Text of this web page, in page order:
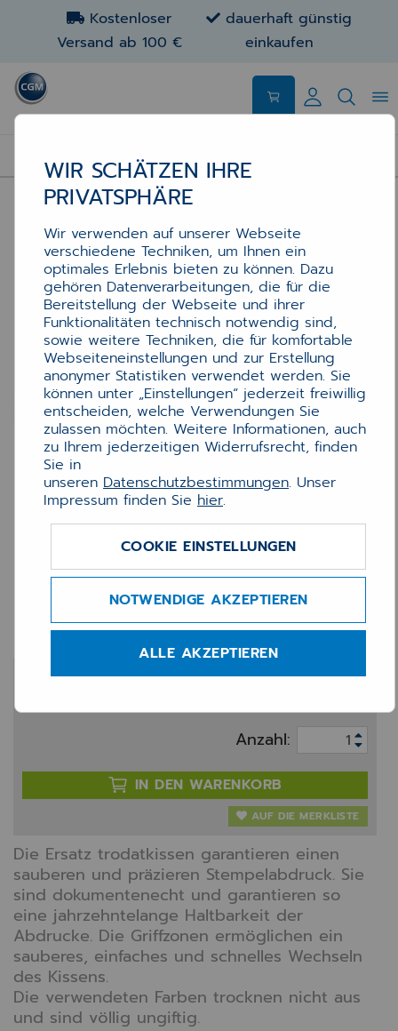
Kostenloser
Versand ab 100 €
dauerhaft günstig
einkaufen
STEMPELKISSEN
Ersatzkissen blau für
Modell 4911
5,49 €
Anzahl:
IN DEN WARENKORB
AUF DIE MERKLISTE
Die Ersatz trodatkissen garantieren einen
sauberen und präzieren Stempelabdruck. Sie
sind dokumentenecht und garantieren so
eine jahrzehntelange Haltbarkeit der
Abdrucke. Die Griffzonen ermöglichen ein
sauberes, einfaches und schnelles Wechseln
des Kissens.
Die verwendeten Farben trocknen nicht aus
und sind völlig ungiftig.
WIR SCHÄTZEN IHRE
PRIVATSPHÄRE
Wir verwenden auf unserer Webseite
verschiedene Techniken, um Ihnen ein
optimales Erlebnis bieten zu können. Dazu
gehören Datenverarbeitungen, die für die
Bereitstellung der Webseite und ihrer
Funktionalitäten technisch notwendig sind,
sowie weitere Techniken, die für komfortable
Webseiteneinstellungen und zur Erstellung
anonymer Statistiken verwendet werden. Sie
können unter „Einstellungen“ jederzeit freiwillig
entscheiden, welche Verwendungen Sie
zulassen möchten. Weitere Informationen, auch
zu Ihrem jederzeitigen Widerrufsrecht, finden
Sie in
unseren Datenschutzbestimmungen. Unser
Impressum finden Sie hier.
COOKIE EINSTELLUNGEN
NOTWENDIGE AKZEPTIEREN
ALLE AKZEPTIEREN